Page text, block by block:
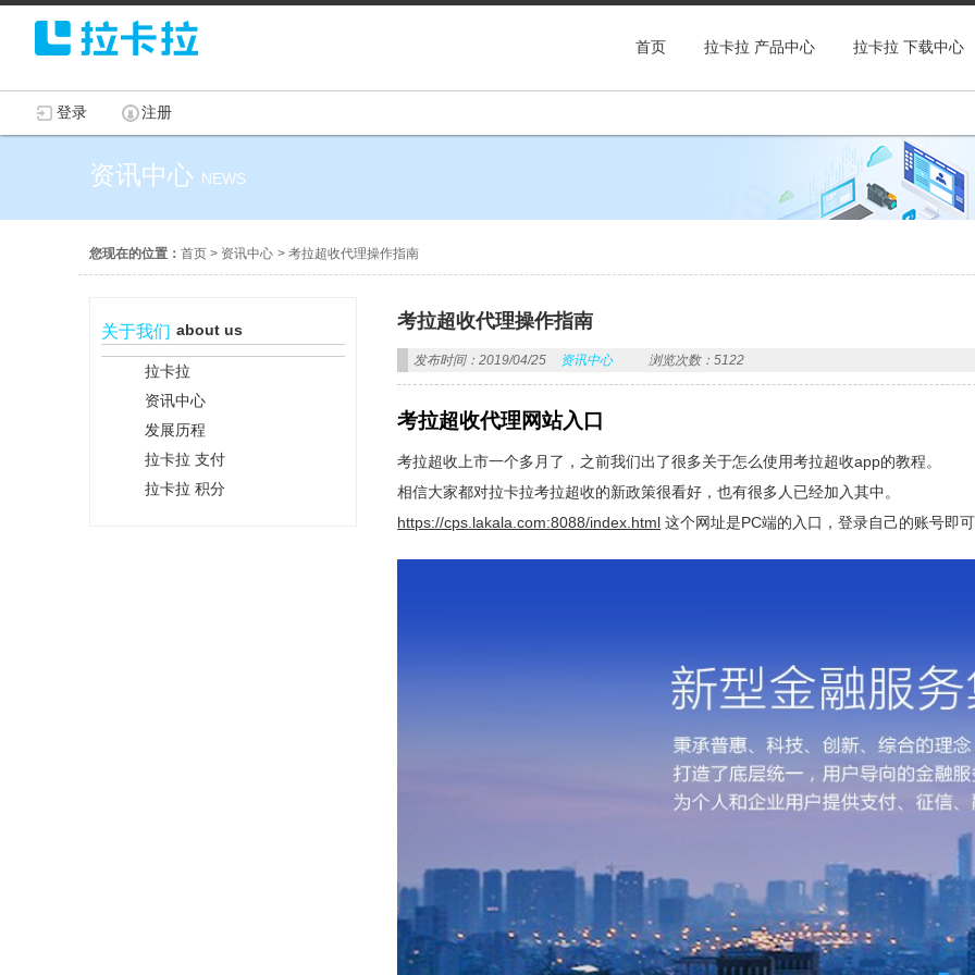
首页 拉卡拉 产品中心 拉卡拉 下载中心
登录 注册
资讯中心 NEWS
您现在的位置： 首页 > 资讯中心 > 考拉超收代理操作指南
关于我们 about us
拉卡拉
资讯中心
发展历程
拉卡拉 支付
拉卡拉 积分
考拉超收代理操作指南
发布时间：2019/04/25 资讯中心 浏览次数：5122
考拉超收代理网站入口
考拉超收上市一个多月了，之前我们出了很多关于怎么使用考拉超收app的教程。
相信大家都对拉卡拉考拉超收的新政策很看好，也有很多人已经加入其中。
https://cps.lakala.com:8088/index.html 这个网址是PC端的入口，登录自己的账号即